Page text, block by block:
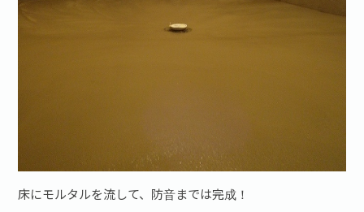
床にモルタルを流して、防音までは完成！